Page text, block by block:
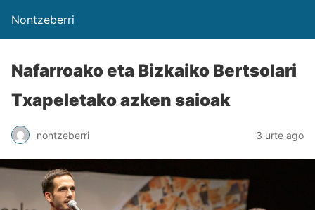
Nontzeberri
Nafarroako eta Bizkaiko Bertsolari
Txapeletako azken saioak
nontzeberri 3 urte ago